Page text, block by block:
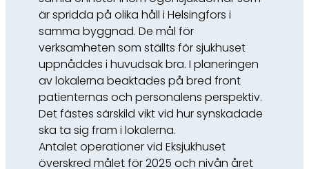
är spridda på olika håll i Helsingfors i
samma byggnad. De mål för
verksamheten som ställts för sjukhuset
uppnåddes i huvudsak bra. I planeringen
av lokalerna beaktades på bred front
patienternas och personalens perspektiv.
Det fästes särskild vikt vid hur synskadade
ska ta sig fram i lokalerna.
Antalet operationer vid Eksjukhuset
överskred målet för 2025 och nivån året